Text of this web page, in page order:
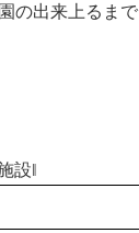
の出来上るまで
設‖